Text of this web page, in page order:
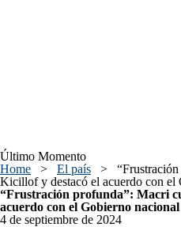
Último Momento
Home > El país >
Kicillof y destacó el acuerdo con el
“Frustración profunda”: Macri
acuerdo con el Gobierno nacional
4 de septiembre de 2024